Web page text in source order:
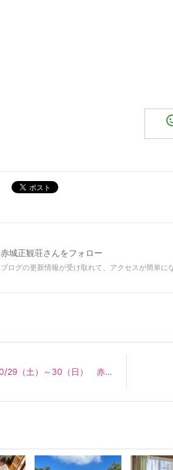
ポスト
赤城正観荘さんをフォロー
ブログの更新情報が受け取れて、アクセスが簡単に
2016/10/29（土）～30（日） 赤城正観荘合宿＆読書会＆DVD鑑賞会